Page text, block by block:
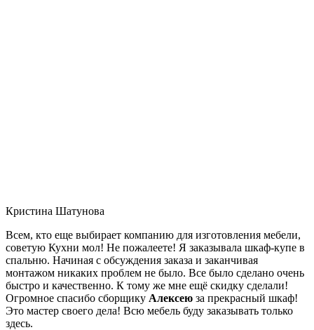
Кристина Шатунова
Всем, кто еще выбирает компанию для изготовления мебели,
советую Кухни мол! Не пожалеете! Я заказывала шкаф-купе в
спальню. Начиная с обсуждения заказа и заканчивая
монтажом никаких проблем не было. Все было сделано очень
быстро и качественно. К тому же мне ещё скидку сделали!
Огромное спасибо сборщику Алексею за прекрасный шкаф!
Это мастер своего дела! Всю мебель буду заказывать только
здесь.